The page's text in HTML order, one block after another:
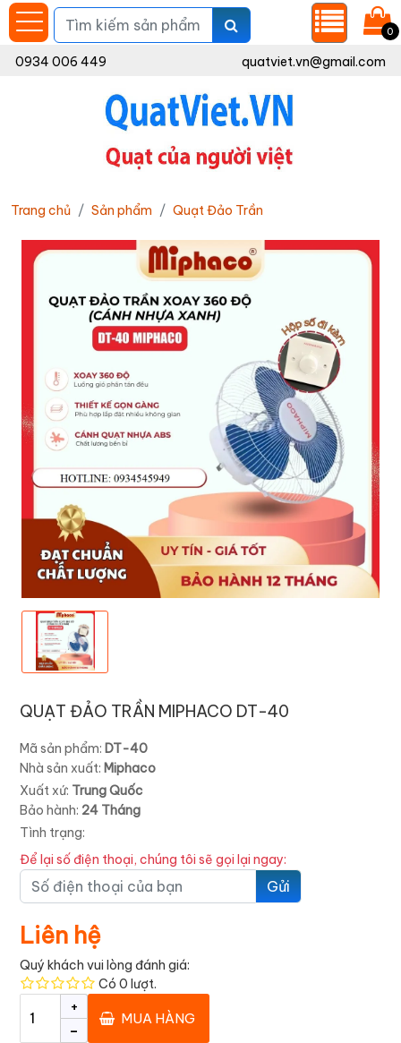
0
0934 006 449 quatviet.vn@gmail.com
Trang chủ Sản phẩm Quạt Đảo Trần
QUẠT ĐẢO TRẦN MIPHACO DT-40
Mã sản phẩm: DT-40
Nhà sản xuất: Miphaco
Xuất xứ: Trung Quốc
Bảo hành: 24 Tháng
Tình trạng:
Để lại số điện thoại, chúng tôi sẽ gọi lại ngay:
Gửi
Liên hệ
Quý khách vui lòng đánh giá:
Có 0 lượt.
-
+
MUA HÀNG